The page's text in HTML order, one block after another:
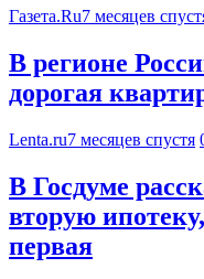
Газета.Ru7 месяцев
В регионе
дорогая
Lenta.ru7 месяцев спустя
В Госдуме
вторую
первая